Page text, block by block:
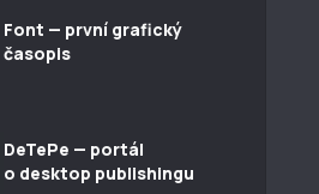
Font — první grafický
časopis
DeTePe — portál
o desktop publishingu